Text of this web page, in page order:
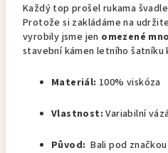
Každý top prošel rukama
Protože si zakládáme na
vyrobily jsme jen omezené
stavební kámen letního šatníku
Materiál: 100% viskóza
Vlastnost: Variabilní
Původ: Bali pod